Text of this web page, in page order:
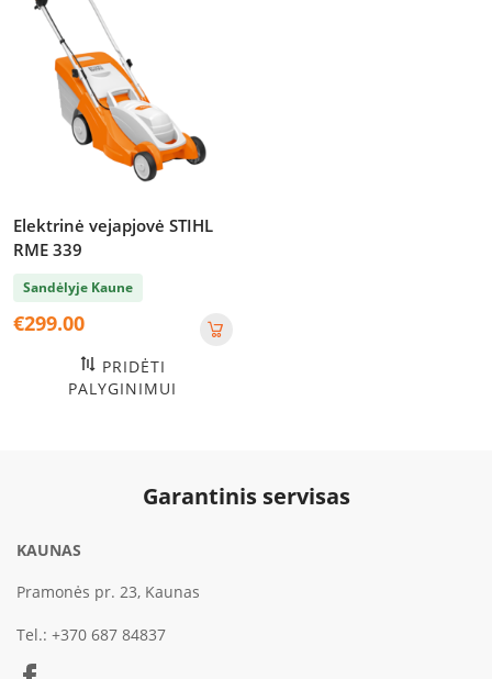
Elektrinė vejapjovė STIHL
RME 339
Sandėlyje Kaune
€299.00
PRIDĖTI
PALYGINIMUI
Garantinis servisas
KAUNAS
Pramonės pr. 23, Kaunas
Tel.: +370 687 84837